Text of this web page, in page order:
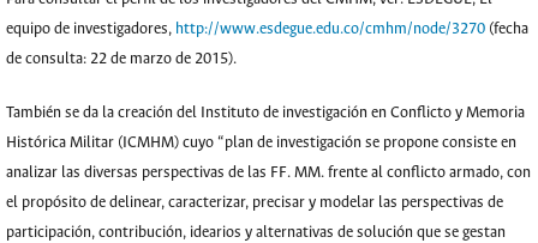
equipo de investigadores, http://www.esdegue.edu.co/cmhm/node/3270 (fecha
de consulta: 22 de marzo de 2015).
También se da la creación del Instituto de investigación en Conflicto y Memoria
Histórica Militar (ICMHM) cuyo “plan de investigación se propone consiste en
analizar las diversas perspectivas de las FF. MM. frente al conflicto armado, con
el propósito de delinear, caracterizar, precisar y modelar las perspectivas de
participación, contribución, idearios y alternativas de solución que se gestan